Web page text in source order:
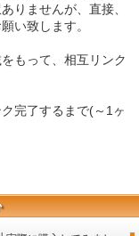
りませんが、直接、
い致します。
もって、相互リンク
完了するまで(～1ヶ